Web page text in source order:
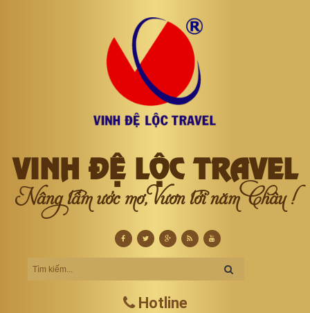
VINH ĐỆ LỘC TRAVEL
Nâng tầm ước mơ, Vươn tới năm Châu !
Hotline